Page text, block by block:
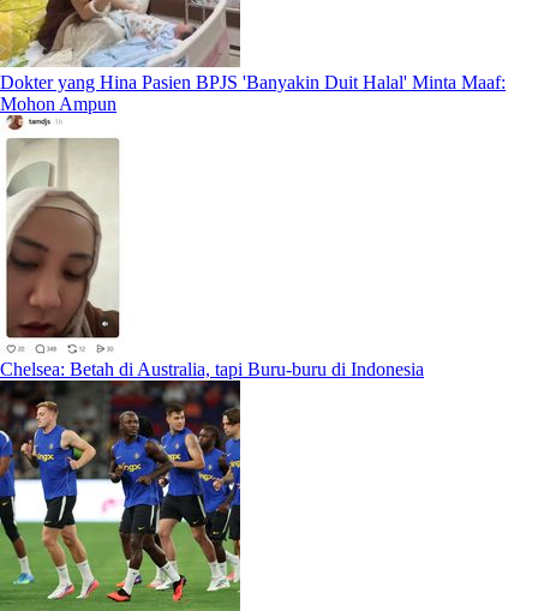
Dokter yang Hina Pasien BPJS 'Banyakin Duit Halal' Minta Maaf:
Mohon Ampun
Chelsea: Betah di Australia, tapi Buru-buru di Indonesia